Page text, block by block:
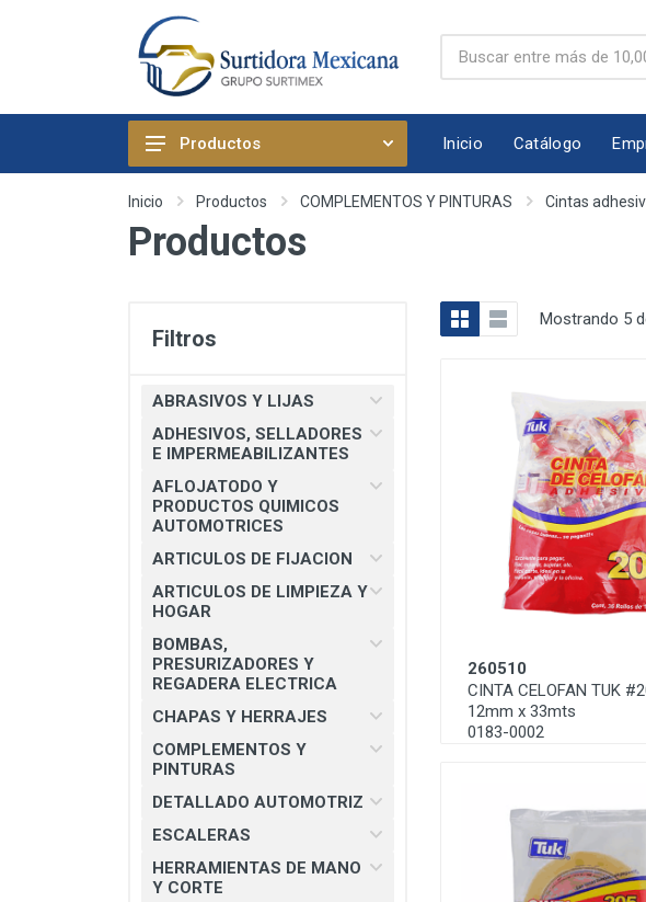
ABRASIVOS Y LIJAS
ADHESIVOS, SELLADORES E
IMPERMEABILIZANTES
ARTICULOS DE FIJACION
HOGAR
BOMBAS, PRESURIZADORES Y
REGADERA ELECTRICA
CHAPAS Y HERRAJES
ESCALERAS
HERRAMIENTAS DE MANO Y
CORTE
HERRAMIENTAS ELECTRICAS Y
MATERIAL ELECTRICO E
MISCELANEOS
PRODUCTOS 3M
Productos Inicio Catálogo
Inicio Productos COMPLEMENTOS Y PINTURAS Cintas
Productos
Filtros
ABRASIVOS Y LIJAS
ADHESIVOS, SELLADORES
E IMPERMEABILIZANTES
AFLOJATODO Y
PRODUCTOS QUIMICOS
AUTOMOTRICES
ARTICULOS DE FIJACION
ARTICULOS DE LIMPIEZA Y
HOGAR
BOMBAS,
PRESURIZADORES Y
REGADERA ELECTRICA
CHAPAS Y HERRAJES
COMPLEMENTOS Y
PINTURAS
DETALLADO AUTOMOTRIZ
ESCALERAS
HERRAMIENTAS DE MANO
Y CORTE
Mostrando 5
260510
CINTA CELOFAN TUK
12mm x 33mts
0183-0002